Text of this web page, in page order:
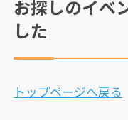
お探しのイベ
した
トップページへ戻る